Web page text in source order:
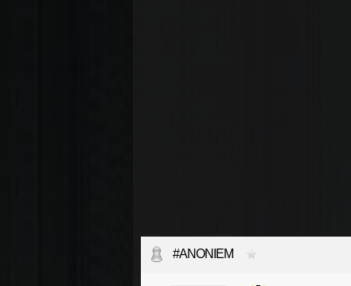
#ANONIEM